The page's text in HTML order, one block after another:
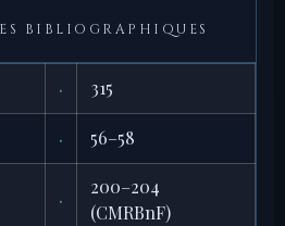
BIBLIOGRAPHIQUES
· 315
· 56–58
·
200–204
(CMRBnF)